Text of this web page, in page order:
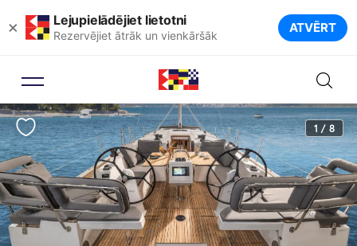
× Lejupielādējiet lietotni
Rezervējiet ātrāk un vienkāršāk ATVĒRT
1 / 8